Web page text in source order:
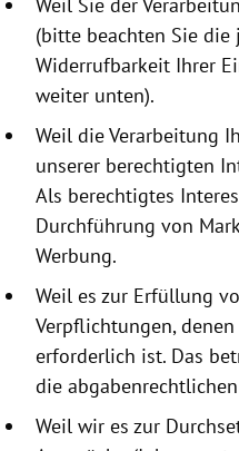
(bitte beachten Sie die
Widerrufbarkeit Ihrer
weiter unten).
Weil die Verarbeitung
unserer berechtigten
Als berechtigtes
Durchführung von
Werbung.
Weil es zur Erfüllung
Verpflichtungen,
erforderlich ist. Das
die
Weil wir es zur